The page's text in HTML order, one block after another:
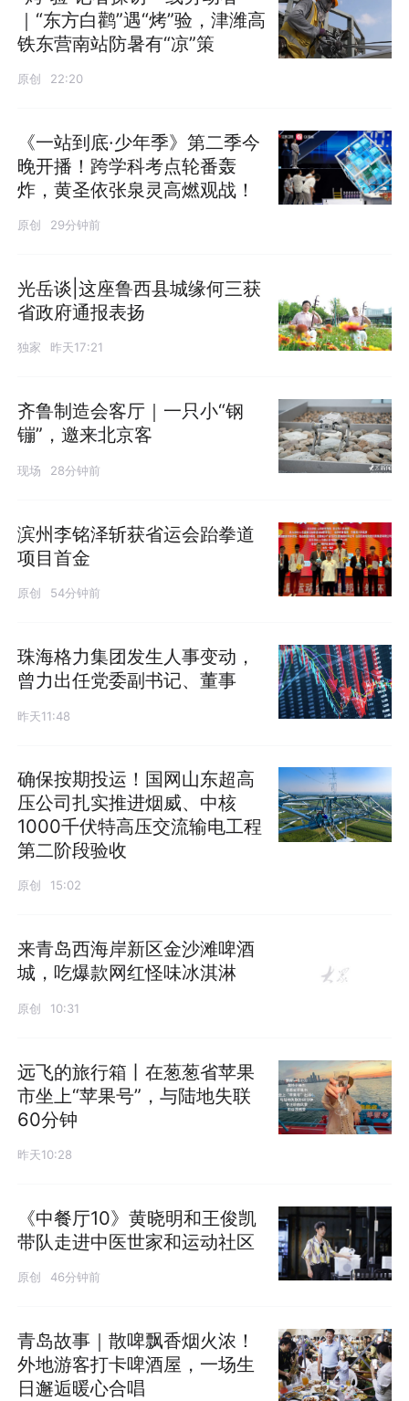
｜“东方白鹳”遇“烤”验，津潍高
铁东营南站防暑有“凉”策
原创 22:20
《一站到底·少年季》第二季今
晚开播！跨学科考点轮番轰
炸，黄圣依张泉灵高燃观战！
原创 29分钟前
光岳谈|这座鲁西县城缘何三获
省政府通报表扬
独家 昨天17:21
齐鲁制造会客厅｜一只小“钢
镚”，邀来北京客
现场 28分钟前
滨州李铭泽斩获省运会跆拳道
项目首金
原创 54分钟前
珠海格力集团发生人事变动，
曾力出任党委副书记、董事
昨天11:48
确保按期投运！国网山东超高
压公司扎实推进烟威、中核
1000千伏特高压交流输电工程
第二阶段验收
原创 15:02
来青岛西海岸新区金沙滩啤酒
城，吃爆款网红怪味冰淇淋
原创 10:31
远飞的旅行箱丨在葱葱省苹果
市坐上“苹果号”，与陆地失联
60分钟
昨天10:28
《中餐厅10》黄晓明和王俊凯
带队走进中医世家和运动社区
原创 46分钟前
青岛故事｜散啤飘香烟火浓！
外地游客打卡啤酒屋，一场生
日邂逅暖心合唱